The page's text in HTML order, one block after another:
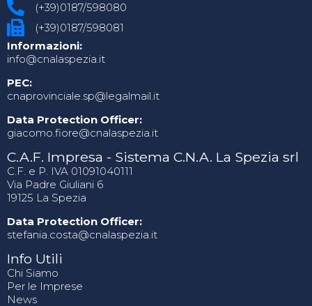
(+39)0187/598080
(+39)0187/598081
Informazioni:
info@cnalaspezia.it
PEC:
cnaprovinciale.sp@legalmail.it
Data Protection Officer:
giacomo.fiore@cnalaspezia.it
C.A.F. Impresa - Sistema C.N.A. La Spezia srl
C.F. e P. IVA 01091040111
Via Padre Giuliani 6
19125 La Spezia
Data Protection Officer:
stefania.costa@cnalaspezia.it
Info Utili
Chi Siamo
Per le Imprese
News